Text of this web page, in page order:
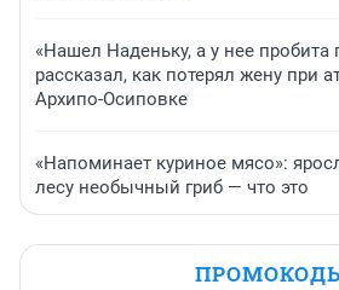
«Нашел Наденьку, а у нее
рассказал, как потерял жену при
Архипо-Осиповке
«Напоминает куриное мясо»:
лесу необычный гриб — что это